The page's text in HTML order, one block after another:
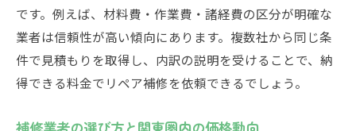
です。例えば、材料費・作業費・諸経費の区分が明確な
業者は信頼性が高い傾向にあります。複数社から同じ条
件で見積もりを取得し、内訳の説明を受けることで、納
得できる料金でリペア補修を依頼できるでしょう。